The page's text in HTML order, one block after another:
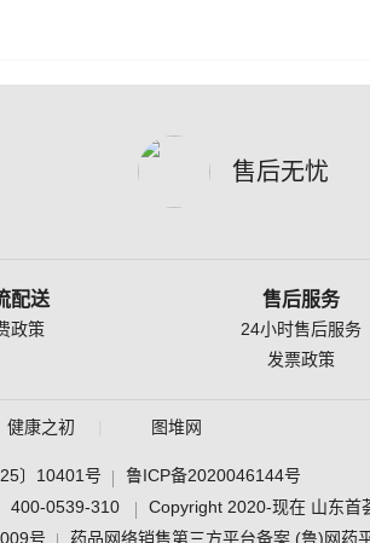
售后无忧
配送
政策
售后服务
24小时售后服务
发票政策
健康之初 图堆网
〕10401号
鲁ICP备2020046144号
400-0539-310
Copyright 2020-现在 山东首
号
药品网络销售第三方平台备案 (鲁)网药